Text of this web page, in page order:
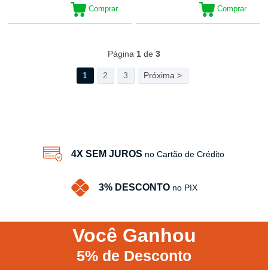
Comprar Comprar
Página 1de 3
1 2 3 Próxima >
4X SEM JUROS no Cartão de Crédito
3% DESCONTO no PIX
Você Ganhou
5% de Desconto